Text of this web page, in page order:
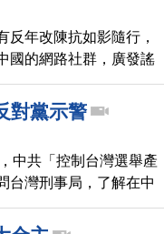
年改陳抗如影隨行，
國的網路社群，廣發謠
改統戰目標族群，在蔡
的地方基層。
對黨示警
中共「控制台灣選舉產
台灣刑事局，了解在中
受中共影響的柬埔寨，
與建言。